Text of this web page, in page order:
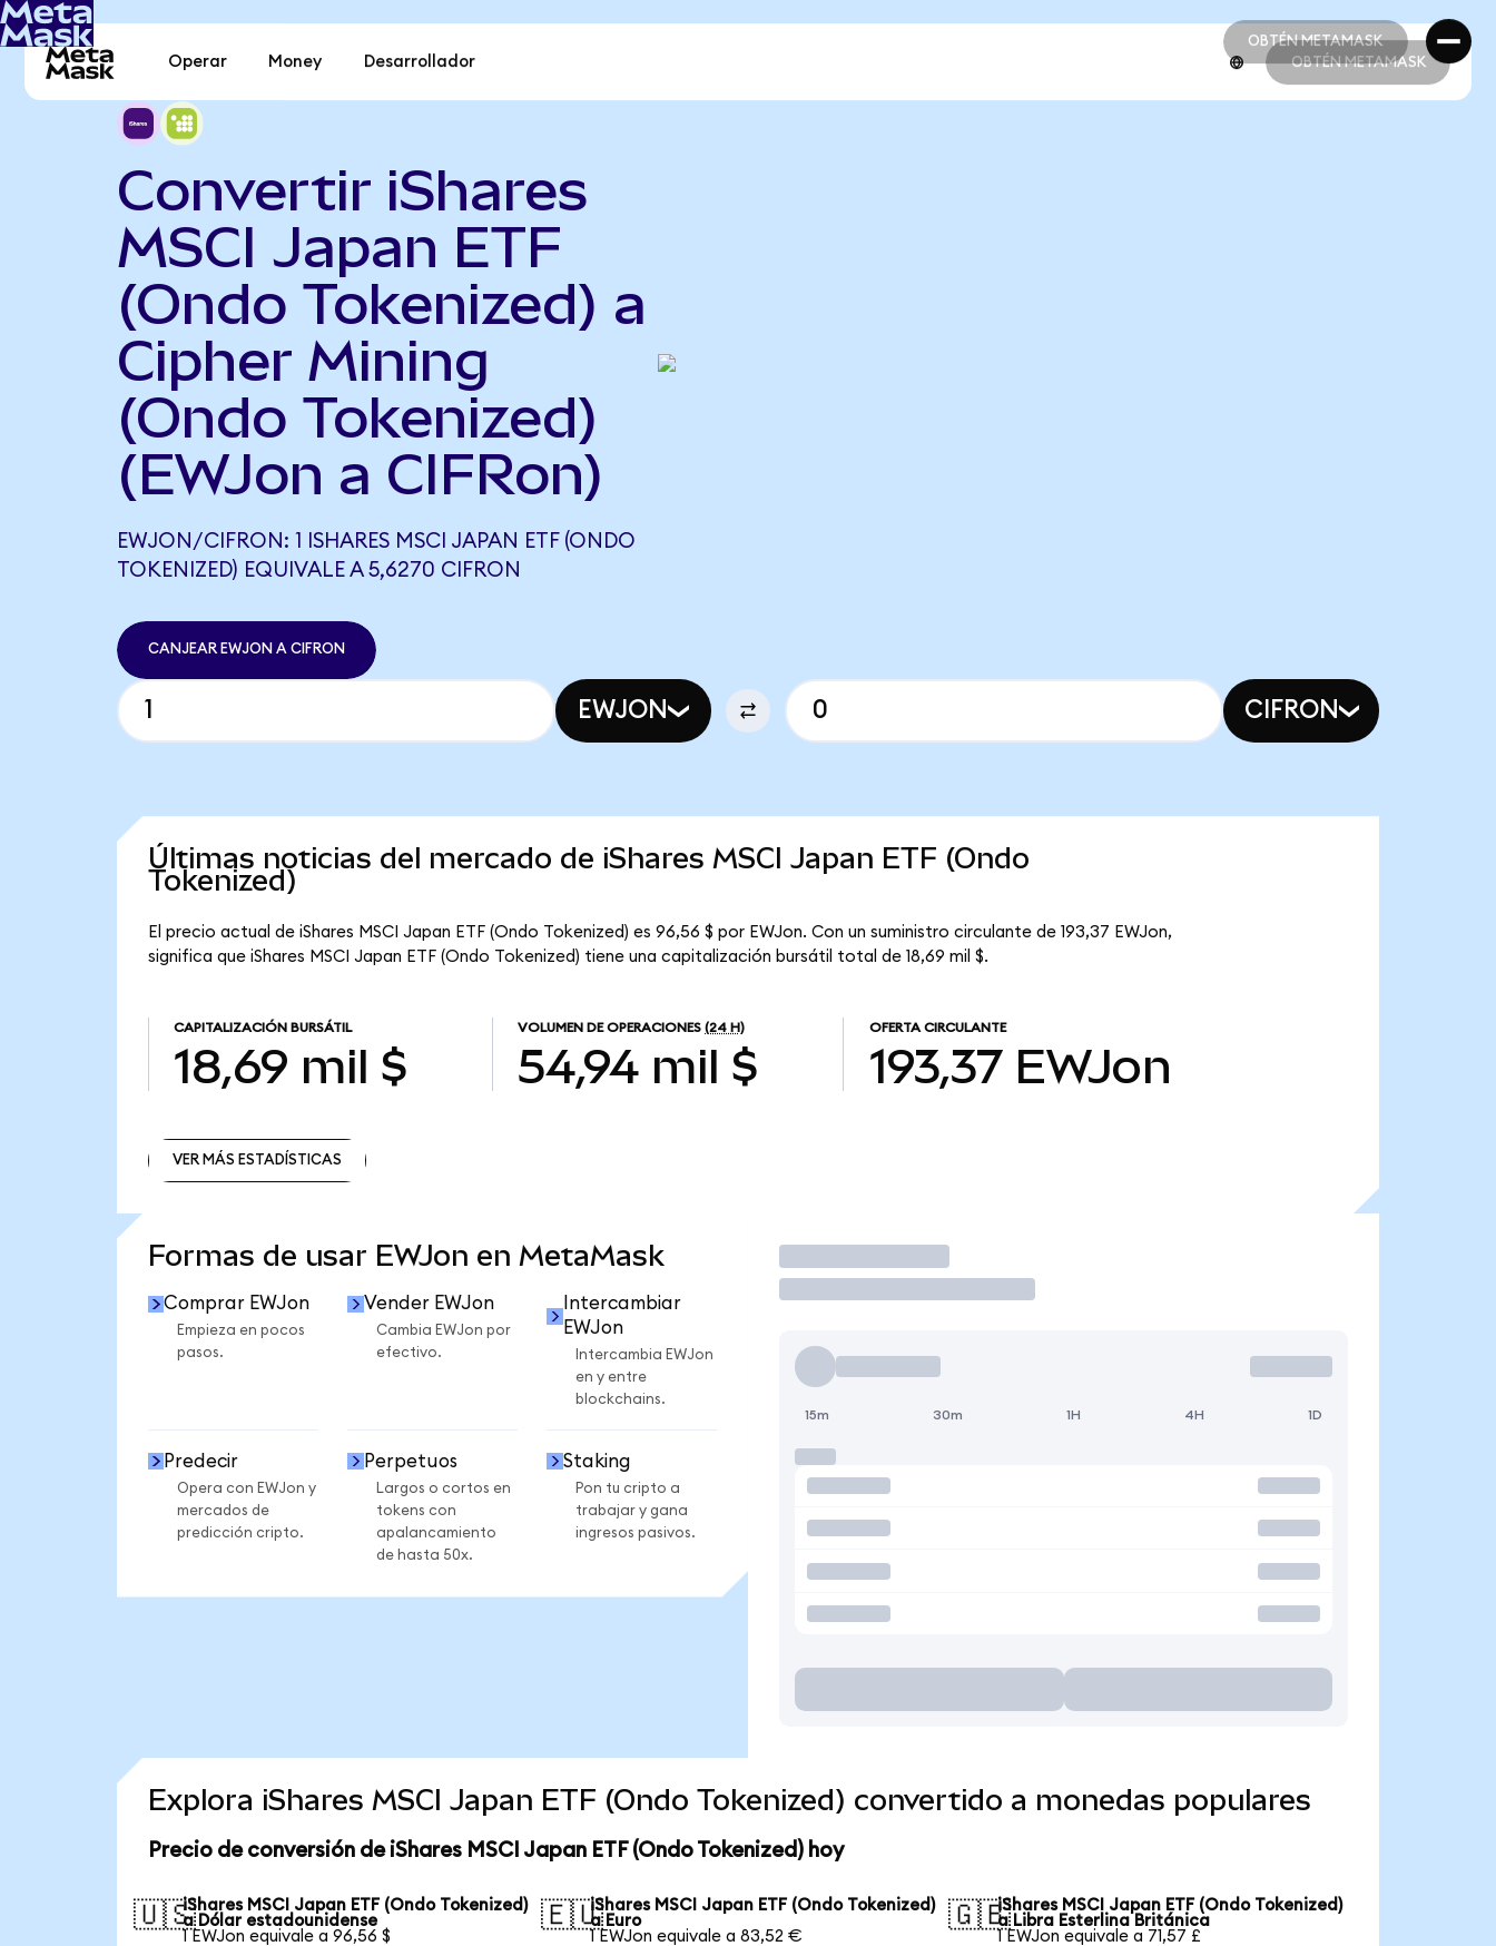
OBTÉN METAMASK
OBTÉN METAMASK
Operar Money Desarrollador OBTÉN METAMASK
Convertir iShares
MSCI Japan ETF
(Ondo Tokenized) a
Cipher Mining
(Ondo Tokenized)
(EWJon a CIFRon)
EWJON/CIFRON: 1 ISHARES MSCI JAPAN ETF (ONDO
TOKENIZED) EQUIVALE A 5,6270 CIFRON
CANJEAR EWJON A CIFRON
EWJON CIFRON
Últimas noticias del mercado de iShares MSCI Japan ETF (Ondo
Tokenized)
El precio actual de iShares MSCI Japan ETF (Ondo Tokenized) es 96,56 $ por EWJon. Con un suministro circulante de 193,37 EWJon,
significa que iShares MSCI Japan ETF (Ondo Tokenized) tiene una capitalización bursátil total de 18,69 mil $.
CAPITALIZACIÓN BURSÁTIL
18,69 mil $
VOLUMEN DE OPERACIONES (24 H)
54,94 mil $
OFERTA CIRCULANTE
193,37 EWJon
VER MÁS ESTADÍSTICAS
Formas de usar EWJon en MetaMask
Comprar EWJon
Empieza en pocos
pasos.
Vender EWJon
Cambia EWJon por
efectivo.
Intercambiar
EWJon
Intercambia EWJon
en y entre
blockchains.
Predecir
Opera con EWJon y
mercados de
predicción cripto.
Perpetuos
Largos o cortos en
tokens con
apalancamiento
de hasta 50x.
Staking
Pon tu cripto a
trabajar y gana
ingresos pasivos.
Operar
15m 30m 1H 4H 1D
Explora iShares MSCI Japan ETF (Ondo Tokenized) convertido a monedas populares
Precio de conversión de iShares MSCI Japan ETF (Ondo Tokenized) hoy
🇺🇸iShares MSCI Japan ETF (Ondo Tokenized)
a Dólar estadounidense
1 EWJon equivale a 96,56 $
🇪🇺iShares MSCI Japan ETF (Ondo Tokenized)
a Euro
1 EWJon equivale a 83,52 €
🇬🇧iShares MSCI Japan ETF (Ondo Tokenized)
a Libra Esterlina Británica
1 EWJon equivale a 71,57 £